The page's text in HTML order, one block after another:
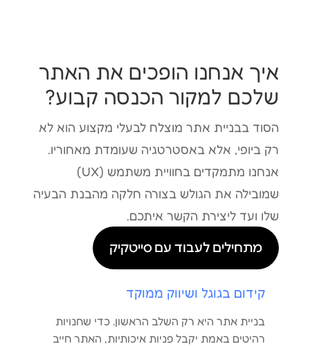
איך אנחנו הופכים את האתר
שלכם למקור הכנסה קבוע?
הסוד בבניית אתר מוצלח לבעלי מקצוע הוא לא
רק ביופי, אלא באסטרטגיה שעומדת מאחוריו.
אנחנו מתמקדים בחוויית משתמש (UX)
שמובילה את הגולש בצורה חלקה מהבנת הבעיה
שלו ועד ליצירת הקשר איתכם.
מתחילים לעבוד עם סייטקיק
קידום בגוגל ושיווק ממוקד
בניית אתר היא רק השלב הראשון. כדי שחנויות
רהיטים באמת יקבל פניות איכותיות, האתר חייב